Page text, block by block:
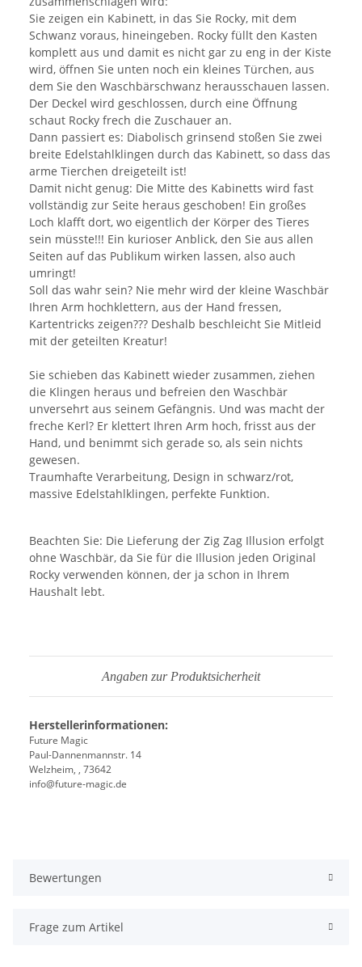
Sie zeigen ein Kabinett, in das Sie Rocky, mit dem
Schwanz voraus, hineingeben. Rocky füllt den Kasten
komplett aus und damit es nicht gar zu eng in der Kiste
wird, öffnen Sie unten noch ein kleines Türchen, aus
dem Sie den Waschbärschwanz herausschauen lassen.
Der Deckel wird geschlossen, durch eine Öffnung
schaut Rocky frech die Zuschauer an.
Dann passiert es: Diabolisch grinsend stoßen Sie zwei
breite Edelstahlklingen durch das Kabinett, so dass das
arme Tierchen dreigeteilt ist!
Damit nicht genug: Die Mitte des Kabinetts wird fast
vollständig zur Seite heraus geschoben! Ein großes
Loch klafft dort, wo eigentlich der Körper des Tieres
sein müsste!!! Ein kurioser Anblick, den Sie aus allen
Seiten auf das Publikum wirken lassen, also auch
umringt!
Soll das wahr sein? Nie mehr wird der kleine Waschbär
Ihren Arm hochklettern, aus der Hand fressen,
Kartentricks zeigen??? Deshalb beschleicht Sie Mitleid
mit der geteilten Kreatur!
Sie schieben das Kabinett wieder zusammen, ziehen
die Klingen heraus und befreien den Waschbär
unversehrt aus seinem Gefängnis. Und was macht der
freche Kerl? Er klettert Ihren Arm hoch, frisst aus der
Hand, und benimmt sich gerade so, als sein nichts
gewesen.
Traumhafte Verarbeitung, Design in schwarz/rot,
massive Edelstahlklingen, perfekte Funktion.
Beachten Sie: Die Lieferung der Zig Zag Illusion erfolgt
ohne Waschbär, da Sie für die Illusion jeden Original
Rocky verwenden können, der ja schon in Ihrem
Haushalt lebt.
Angaben zur Produktsicherheit
Herstellerinformationen:
Future Magic
Paul-Dannenmannstr. 14
Welzheim, , 73642
info@future-magic.de
Bewertungen
Frage zum Artikel